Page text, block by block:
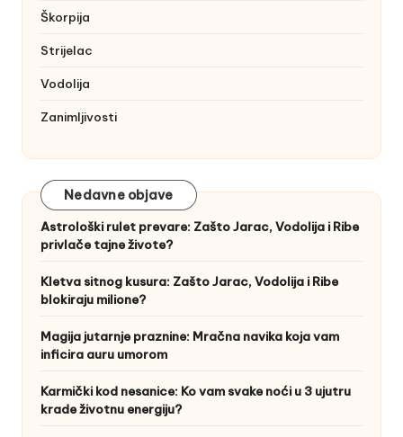
Škorpija
Strijelac
Vodolija
Zanimljivosti
Nedavne objave
Astrološki rulet prevare: Zašto Jarac, Vodolija i Ribe
privlače tajne živote?
Kletva sitnog kusura: Zašto Jarac, Vodolija i Ribe
blokiraju milione?
Magija jutarnje praznine: Mračna navika koja vam
inficira auru umorom
Karmički kod nesanice: Ko vam svake noći u 3 ujutru
krade životnu energiju?